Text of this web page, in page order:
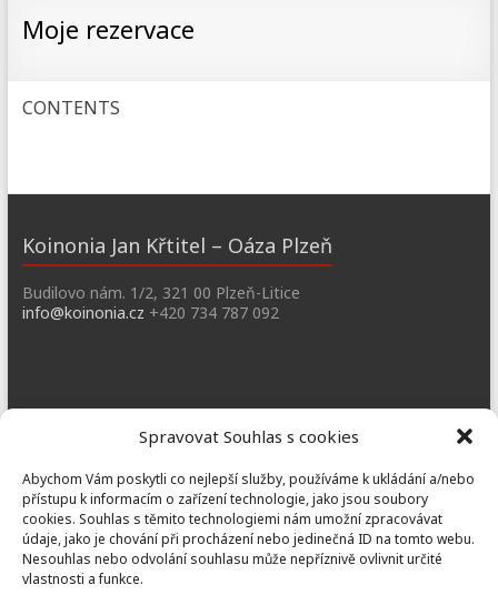
Spravovat Souhlas s cookies
Abychom Vám poskytli co nejlepší služby, používáme k ukládání a/nebo
přístupu k informacím o zařízení technologie, jako jsou soubory
cookies. Souhlas s těmito technologiemi nám umožní zpracovávat
údaje, jako je chování při procházení nebo jedinečná ID na tomto webu.
Nesouhlas nebo odvolání souhlasu může nepříznivě ovlivnit určité
vlastnosti a funkce.
Moje rezervace
CONTENTS
Koinonia Jan Křtitel – Oáza Plzeň
Budilovo nám. 1/2, 321 00 Plzeň-Litice
info@koinonia.cz +420 734 787 092
dobrany@koinonia.cz+420 733 741 190
Prusiny